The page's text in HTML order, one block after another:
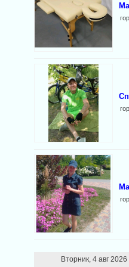
Вторник, 4 авг 2026